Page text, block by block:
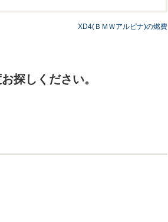
XD4(ＢＭＷアルピナ)の燃費
探しください。